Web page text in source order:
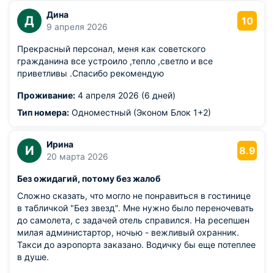
Д
Дина
9 апреля 2026
10
Прекрасный персонал, меня как советского
гражданина все устроило ,тепло ,светло и все
приветливы .Спасибо рекомендую
Проживание: 4 апреля 2026 (6 дней)
Тип номера: Одноместный (Эконом Блок 1+2)
И
Ирина
20 марта 2026
8.9
Без ожидагий, потому без жалоб
Сложно сказать, что могло не понравиться в гостинице
в табличкой "Без звезд". Мне нужно было переночевать
до самолета, с задачей отель справился. На ресепшен
милая администартор, ночью - вежливый охранник.
Такси до аэропорта заказано. Водичку бы еще потеплее
в душе.